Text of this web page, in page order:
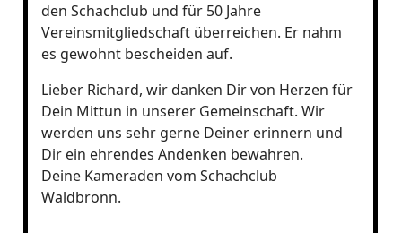
den Schachclub und für 50 Jahre
Vereinsmitgliedschaft überreichen. Er nahm
es gewohnt bescheiden auf.
Lieber Richard, wir danken Dir von Herzen für
Dein Mittun in unserer Gemeinschaft. Wir
werden uns sehr gerne Deiner erinnern und
Dir ein ehrendes Andenken bewahren.
Deine Kameraden vom Schachclub
Waldbronn.